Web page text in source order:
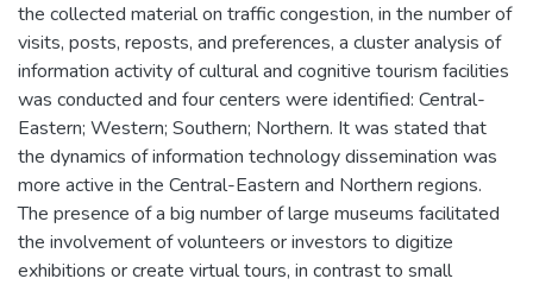
the collected material on traffic congestion, in the number of
visits, posts, reposts, and preferences, a cluster analysis of
information activity of cultural and cognitive tourism facilities
was conducted and four centers were identified: Central-
Eastern; Western; Southern; Northern. It was stated that
the dynamics of information technology dissemination was
more active in the Central-Eastern and Northern regions.
The presence of a big number of large museums facilitated
the involvement of volunteers or investors to digitize
exhibitions or create virtual tours, in contrast to small